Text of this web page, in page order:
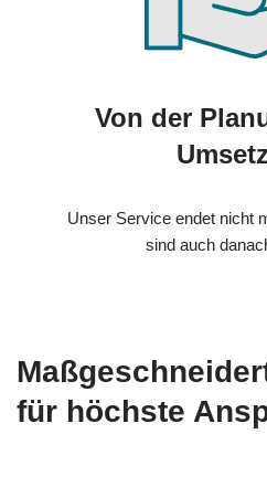
Von der
Unser Service endet nicht
sind auch
für höchste